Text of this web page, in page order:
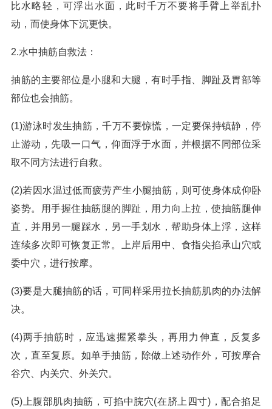
比水略轻，可浮出水面，此时千万不要将手臂上举乱扑
动，而使身体下沉更快。
2.水中抽筋自救法：
抽筋的主要部位是小腿和大腿，有时手指、脚趾及胃部等
部位也会抽筋。
(1)游泳时发生抽筋，千万不要惊慌，一定要保持镇静，停
止游动，先吸一口气，仰面浮于水面，并根据不同部位采
取不同方法进行自救。
(2)若因水温过低而疲劳产生小腿抽筋，则可使身体成仰卧
姿势。用手握住抽筋腿的脚趾，用力向上拉，使抽筋腿伸
直，并用另一腿踩水，另一手划水，帮助身体上浮，这样
连续多次即可恢复正常。上岸后用中、食指尖掐承山穴或
委中穴，进行按摩。
(3)要是大腿抽筋的话，可同样采用拉长抽筋肌肉的办法解
决。
(4)两手抽筋时，应迅速握紧拳头，再用力伸直，反复多
次，直至复原。如单手抽筋，除做上述动作外，可按摩合
谷穴、内关穴、外关穴。
(5)上腹部肌肉抽筋，可掐中脘穴(在脐上四寸)，配合掐足